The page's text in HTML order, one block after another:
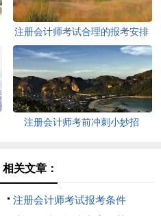
注册会计师考试合理的报考安排
注册会计师考前冲刺小妙招
关文章：
注册会计师考试报考条件